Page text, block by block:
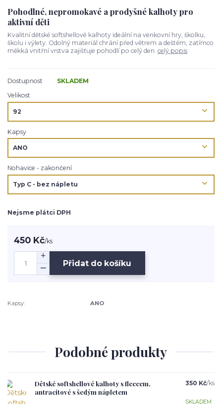
Pohodlné, nepromokavé a prodyšné kalhoty pro
aktivní děti
Kvalitní dětské softshellové kalhoty ideální na venkovní hry, školku,
školu i výlety. Odolný materiál chrání před větrem a deštěm, zatímco
měkká vnitřní vrstva zajišťuje pohodlí po celý den. celý popis
Dostupnost
SKLADEM
Velikost
Kapsy
Nohavice - zakončení
Nejsme plátci DPH
450 Kč/ks
Přidat do košíku
Kapsy: ANO
Podobné produkty
Dětské softshellové kalhoty s fleecem,
antracitové s šedým nápletem
350 Kč/ks
SKLADEM